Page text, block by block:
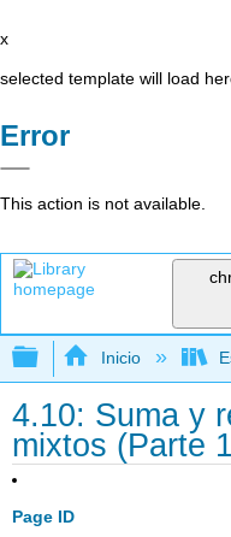
x
selected template will load
Error
This action is not available.
Expandir/
Inicio
4.10: Suma y
mixtos (Parte
Page ID